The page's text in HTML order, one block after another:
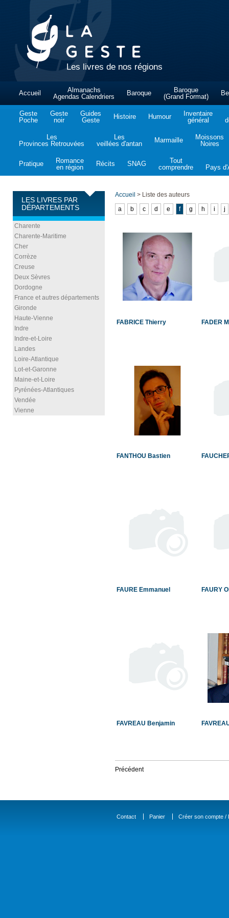
Les livres de nos régions
Accueil
Almanachs
Agendas Calendriers
Baroque
Baroque
(Grand Format)
Geste
Poche
Geste
noir
Guides
Geste
Histoire Humour
Inventaire
général
Les
Provinces Retrouvées
Les
veillées d'antan
Marmaille
Moissons
Noires
Pratique
Romance
en région
Récits SNAG
Tout
comprendre
Pays
LES LIVRES PAR
DÉPARTEMENTS
Charente
Charente-Maritime
Cher
Corrèze
Creuse
Deux Sèvres
Dordogne
France et autres départements
Gironde
Haute-Vienne
Indre
Indre-et-Loire
Landes
Loire-Atlantique
Lot-et-Garonne
Maine-et-Loire
Pyrénées-Atlantiques
Vendée
Vienne
Accueil > Liste des auteurs
a
b c d e f g h i j
FABRICE Thierry FADER
FANTHOU Bastien
FAURE Emmanuel FAURY
FAVREAU Benjamin
Précédent
Contact Panier Créer son compte /